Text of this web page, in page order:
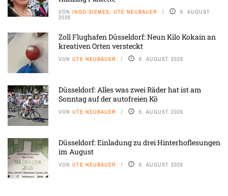
VON INGO SIEMES, UTE NEUBAUER 6. AUGUST
2026
Zoll Flughafen Düsseldorf: Neun Kilo Kokain an
kreativen Orten versteckt
VON UTE NEUBAUER 6. AUGUST 2026
Düsseldorf: Alles was zwei Räder hat ist am
Sonntag auf der autofreien Kö
VON UTE NEUBAUER 6. AUGUST 2026
Düsseldorf: Einladung zu drei Hinterhoflesungen
im August
VON UTE NEUBAUER 6. AUGUST 2026